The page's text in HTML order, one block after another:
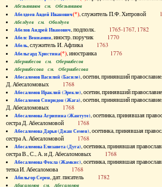
Абезьянинов см. Обезьянинов
Абелдеев Авдей Иванович(*), служитель П.Ф. Хитровой
Абелдуев см. Оболдуев
Абелов Андрей Иванович, подполк. 1765-1767, 1782
Абелс Вениамин, иностр. поручик 1770
Абель, служитель И. Афлика 1763
Абельгард Христина(*), иностранка 1776
Абернибесов см. Обернибесов
Абернибесова см. Обернибесова
Абесаломов Василий (Басиле), осетин, принявший
Д. Абесаломовых 1768
Абесаломов Ираклий (Эрекле), осетин, принявший
Абесаломов Спиридон (Жага), осетин, принявший
Д. Абесаломовых 1768
Абесаломова Агрипина (Жантуте), осетинка, принявшая
сестра Д. Абесаломовой 1768
Абесаломова Дарья (Джан Семен), осетинка, принявшая
сестра А. Абесаломовой 1768
Абесаломова Елизавета (Дуга), осетинка, принявшая
сестра В., С., А. и Д. Абесаломовых 1768
Абесаломова Фекла (Жамкис), осетинка, принявшая
тетка И. Абесаломова 1768
Абильгор Серен, дат. писатель 1782
Абисаломов см. Абесаломов